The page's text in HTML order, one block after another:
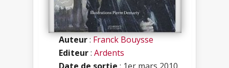
Auteur:Franck Bouysse
Editeur: Ardents